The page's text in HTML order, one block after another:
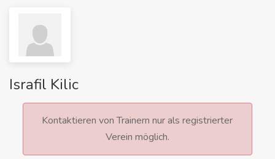
Israfil Kilic
Kontaktieren von Trainern nur als registrierter
Verein möglich.